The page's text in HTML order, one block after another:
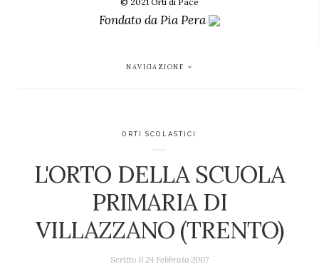
Fondato daPia Pera
NAVIGAZIONE
ORTI SCOLASTICI
L'ORTO DELLA SCUOLA
PRIMARIA DI
VILLAZZANO (TRENTO)
Scritto Il 24 Febbraio 2007